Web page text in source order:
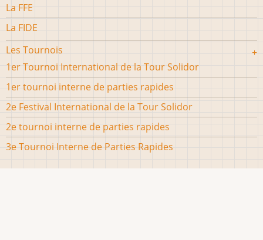
La FFE
La FIDE
Les Tournois
1er Tournoi International de la Tour Solidor
1er tournoi interne de parties rapides
2e Festival International de la Tour Solidor
2e tournoi interne de parties rapides
3e Tournoi Interne de Parties Rapides